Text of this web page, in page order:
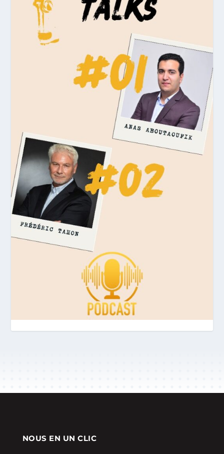
NOUS EN UN CLIC